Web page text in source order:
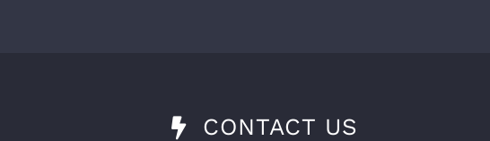
CONTACT US